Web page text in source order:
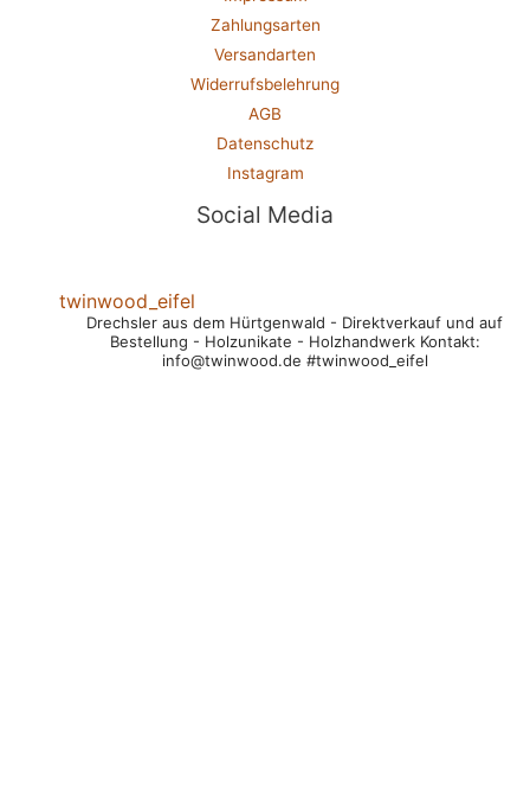
Zahlungsarten
Versandarten
Widerrufsbelehrung
AGB
Datenschutz
Instagram
Social Media
twinwood_eifel
Drechsler aus dem Hürtgenwald - Direktverkauf und auf
Bestellung - Holzunikate - HolzhandwerkKontakt:
info@twinwood.de #twinwood_eifel